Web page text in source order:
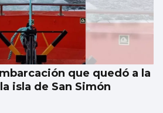
que quedó a la
isla de San Simón